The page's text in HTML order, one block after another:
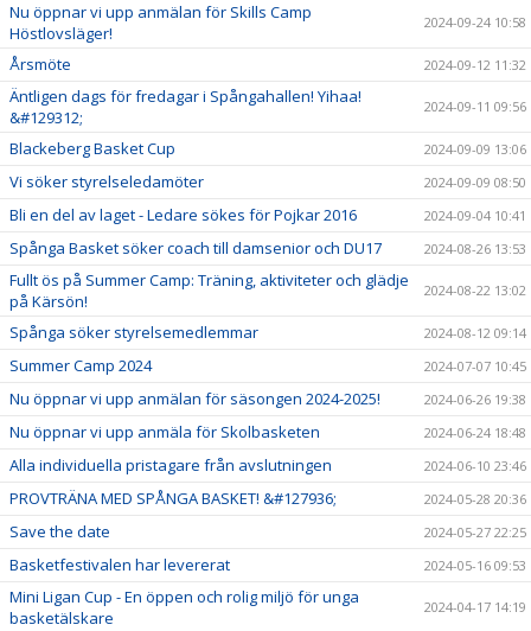
Nu öppnar vi upp anmälan för Skills Camp
Höstlovsläger!
2024-09-24 10:58
Årsmöte 2024-09-12 11:32
Äntligen dags för fredagar i Spångahallen! Yihaa!
&#129312;
2024-09-11 09:56
Blackeberg Basket Cup 2024-09-09 13:06
Vi söker styrelseledamöter 2024-09-09 08:50
Bli en del av laget - Ledare sökes för Pojkar 2016 2024-09-04 10:41
Spånga Basket söker coach till damsenior och DU17 2024-08-26 13:53
Fullt ös på Summer Camp: Träning, aktiviteter och glädje
på Kärsön!
2024-08-22 13:02
Spånga söker styrelsemedlemmar 2024-08-12 09:14
Summer Camp 2024 2024-07-07 10:45
Nu öppnar vi upp anmälan för säsongen 2024-2025! 2024-06-26 19:38
Nu öppnar vi upp anmäla för Skolbasketen 2024-06-24 18:48
Alla individuella pristagare från avslutningen 2024-06-10 23:46
PROVTRÄNA MED SPÅNGA BASKET! &#127936; 2024-05-28 20:36
Save the date 2024-05-27 22:25
Basketfestivalen har levererat 2024-05-16 09:53
Mini Ligan Cup - En öppen och rolig miljö för unga
basketälskare
2024-04-17 14:19